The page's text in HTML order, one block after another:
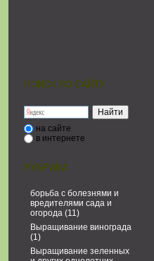
ПОИСК ПО САЙТУ
на сайте
в интернете
РУБРИКИ
борьба с болезнями и
вредителями сада и
огорода (11)
Выращивание винограда
(1)
Выращивание зеленных